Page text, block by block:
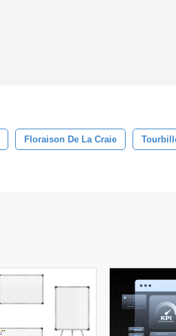
Floraison De La Craie